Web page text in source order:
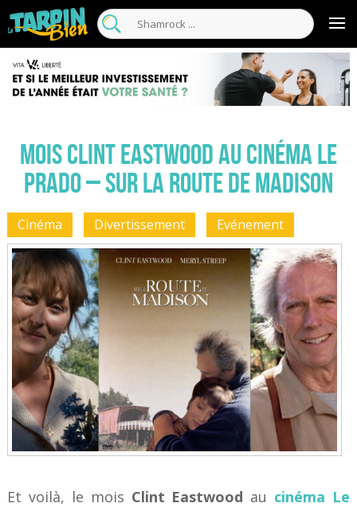
Mois Clint Eastwood au cinéma Le
Prado – Sur la route de Madison
Cinéma Divertissement Evénement
Et voilà, le mois Clint Eastwood au cinéma Le